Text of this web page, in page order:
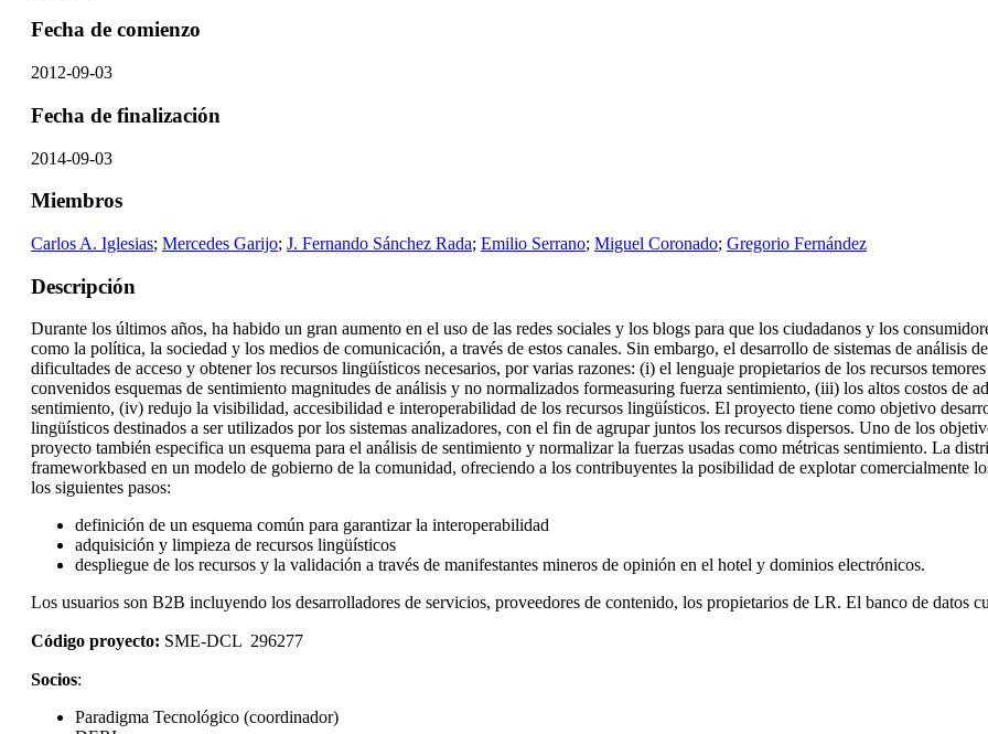
Fecha de comienzo
2012-09-03
Fecha de finalización
2014-09-03
Miembros
Carlos A. Iglesias; Mercedes Garijo; J. Fernando Sánchez Rada; Emilio Serrano; Miguel Coronado; Gregorio Fernández
Descripción
Durante los últimos años, ha habido un gran aumento en el uso de las redes sociales y los blogs para que los ciudadanos y los
como la política, la sociedad y los medios de comunicación, a través de estos canales. Sin embargo, el desarrollo de sistemas de análisis
dificultades de acceso y obtener los recursos lingüísticos necesarios, por varias razones: (i) el lenguaje propietarios de los recursos
convenidos esquemas de sentimiento magnitudes de análisis y no normalizados formeasuring fuerza sentimiento, (iii) los altos costos de
sentimiento, (iv) redujo la visibilidad, accesibilidad e interoperabilidad de los recursos lingüísticos. El proyecto tiene como objetivo
lingüísticos destinados a ser utilizados por los sistemas analizadores, con el fin de agrupar juntos los recursos dispersos. Uno de los
proyecto también especifica un esquema para el análisis de sentimiento y normalizar la fuerzas usadas como métricas sentimiento. La
frameworkbased en un modelo de gobierno de la comunidad, ofreciendo a los contribuyentes la posibilidad de explotar comercialmente
los siguientes pasos:
definición de un esquema común para garantizar la interoperabilidad
adquisición y limpieza de recursos lingüísticos
despliegue de los recursos y la validación a través de manifestantes mineros de opinión en el hotel y dominios electrónicos.
Los usuarios son B2B incluyendo los desarrolladores de servicios, proveedores de contenido, los propietarios de LR. El banco de datos
Código proyecto: SME-DCL 296277
Socios:
Paradigma Tecnológico (coordinador)